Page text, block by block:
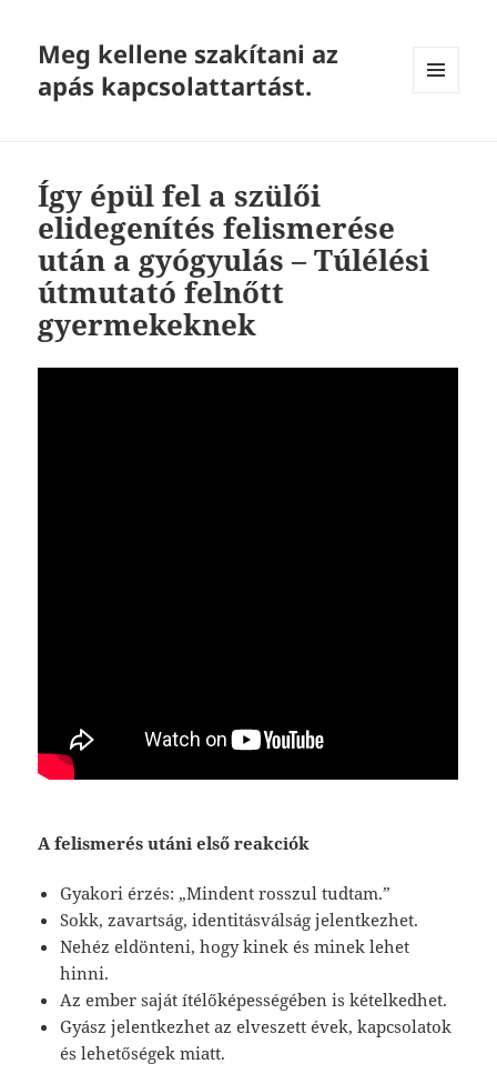
Meg kellene szakítani az
apás kapcsolattartást.
Így épül fel a szülői
elidegenítés felismerése
után a gyógyulás – Túlélési
útmutató felnőtt
gyermekeknek
A felismerés utáni első reakciók
Gyakori érzés: „Mindent rosszul tudtam.”
Sokk, zavartság, identitásválság jelentkezhet.
Nehéz eldönteni, hogy kinek és minek lehet
hinni.
Az ember saját ítélőképességében is kételkedhet.
Gyász jelentkezhet az elveszett évek, kapcsolatok
és lehetőségek miatt.